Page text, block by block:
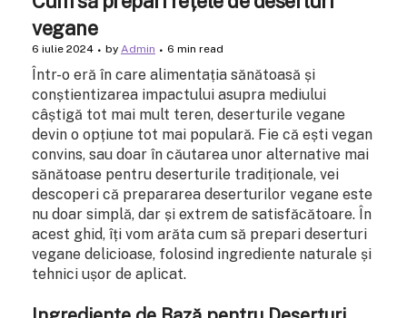
vegane
6 iulie 2024 by Admin 6 min read
Într-o eră în care alimentația sănătoasă și
conștientizarea impactului asupra mediului
câștigă tot mai mult teren, deserturile vegane
devin o opțiune tot mai populară. Fie că ești vegan
convins, sau doar în căutarea unor alternative mai
sănătoase pentru deserturile tradiționale, vei
descoperi că prepararea deserturilor vegane este
nu doar simplă, dar și extrem de satisfăcătoare. În
acest ghid, îți vom arăta cum să prepari deserturi
vegane delicioase, folosind ingrediente naturale și
tehnici ușor de aplicat.